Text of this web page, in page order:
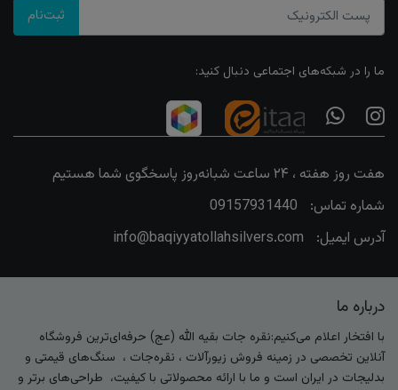
ثبت‌نام
ما را در شبکه‌های اجتماعی دنبال کنید:
هفت روز هفته ، ۲۴ ساعت شبانه‌روز پاسخگوی شما هستیم
شماره تماس:
09157931440
آدرس ایمیل:
info@baqiyyatollahsilvers.com
درباره ما
با افتخار اعلام می‌کنیم:نقره جات بقیه الله (عج) حرفه‌ای‌ترین فروشگاه
آنلاین تخصصی در زمینه فروش زیورآلات ، نقره‌جات ، سنگ‌های قیمتی و
بدلیجات در ایران است و ما با ارائه محصولاتی با کیفیت، طراحی‌های برتر و